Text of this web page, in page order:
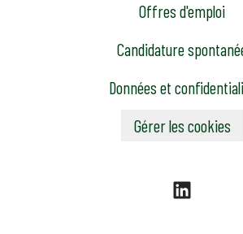
Offres d'emploi
Candidature
Données et
Gérer les cookies